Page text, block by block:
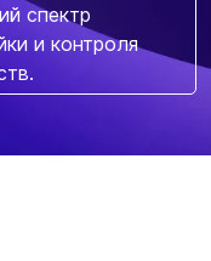
спектр
и контроля